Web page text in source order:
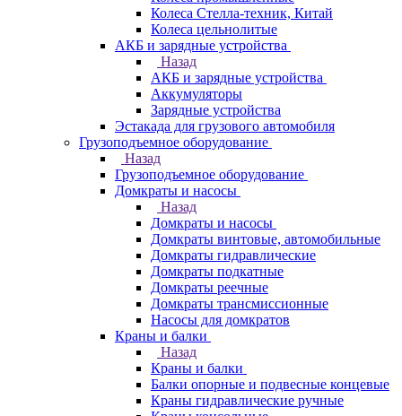
Колеса Стелла-техник, Китай
Колеса цельнолитые
АКБ и зарядные устройства
Назад
АКБ и зарядные устройства
Аккумуляторы
Зарядные устройства
Эстакада для грузового автомобиля
Грузоподъемное оборудование
Назад
Грузоподъемное оборудование
Домкраты и насосы
Назад
Домкраты и насосы
Домкраты винтовые, автомобильные
Домкраты гидравлические
Домкраты подкатные
Домкраты реечные
Домкраты трансмиссионные
Насосы для домкратов
Краны и балки
Назад
Краны и балки
Балки опорные и подвесные концевые
Краны гидравлические ручные